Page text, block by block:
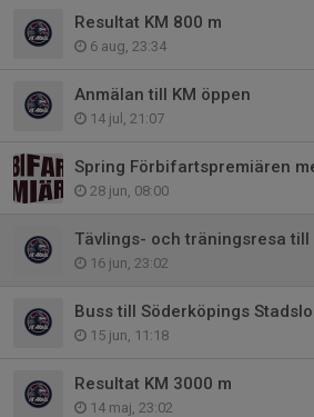
Resultat KM 800 m
6 aug, 23:34
Anmälan till KM öppen
14 jul, 21:07
Spring Förbifartspremiären
28 jun, 08:00
16 jun, 23:02
Buss till Söderköpings
15 jun, 11:18
Resultat KM 3000 m
14 maj, 23:02